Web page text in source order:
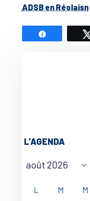
ADSB en Réolaisn
L’AGENDA
L M M